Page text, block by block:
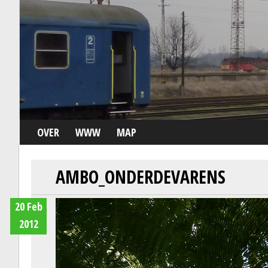
OVER WWW MAP
AMBO_ONDERDEVARENS
20 Feb
2012